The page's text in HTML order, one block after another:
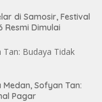
di Samosir, Festival
Resmi Dimulai
Sofyan Tan:
Pagar